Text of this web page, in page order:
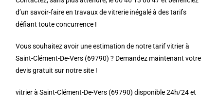
d’un savoir-faire en travaux de vitrerie inégalé à des tarifs
défiant toute concurrence !
Vous souhaitez avoir une estimation de notre tarif vitrier à
Saint-Clément-De-Vers (69790) ? Demandez maintenant votre
devis gratuit sur notre site !
vitrier à Saint-Clément-De-Vers (69790) disponible 24h/24 et